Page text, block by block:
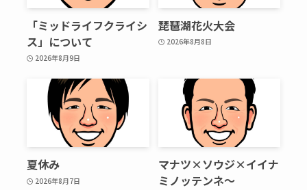
「ミッドライフクライシ
ス」について
2026年8月9日
琵琶湖花火大会
2026年8月8日
夏休み
2026年8月7日
マナツ×ソウジ×イイナ
ミノッテンネ～